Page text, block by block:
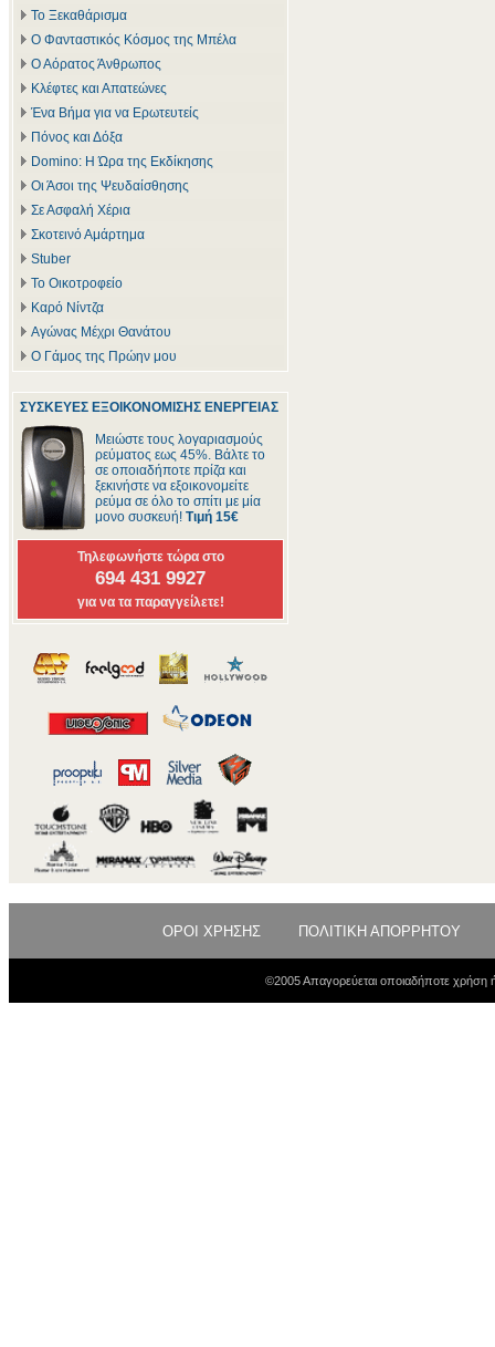
Το Ξεκαθάρισμα
Ο Φανταστικός Κόσμος της Μπέλα
Ο Αόρατος Άνθρωπος
Κλέφτες και Απατεώνες
Ένα Βήμα για να Ερωτευτείς
Πόνος και Δόξα
Domino: Η Ώρα της Εκδίκησης
Οι Άσοι της Ψευδαίσθησης
Σε Ασφαλή Χέρια
Σκοτεινό Αμάρτημα
Stuber
Το Οικοτροφείο
Καρό Νίντζα
Αγώνας Μέχρι Θανάτου
Ο Γάμος της Πρώην μου
ΣΥΣΚΕΥΕΣ ΕΞΟΙΚΟΝΟΜΙΣΗΣ ΕΝΕΡΓΕΙΑΣ
Μειώστε τους λογαριασμούς
ρεύματος εως 45%. Βάλτε το
σε οποιαδήποτε πρίζα και
ξεκινήστε να εξοικονομείτε
ρεύμα σε όλο το σπίτι με μία
μονο συσκευή! Τιμή 15€
Τηλεφωνήστε τώρα στο
694 431 9927
για να τα παραγγείλετε!
ΟΡΟΙ ΧΡΗΣΗΣ ΠΟΛΙΤΙΚΗ ΑΠΟΡΡΗΤΟΥ
©2005 Απαγορεύεται οποιαδήποτε χρήση